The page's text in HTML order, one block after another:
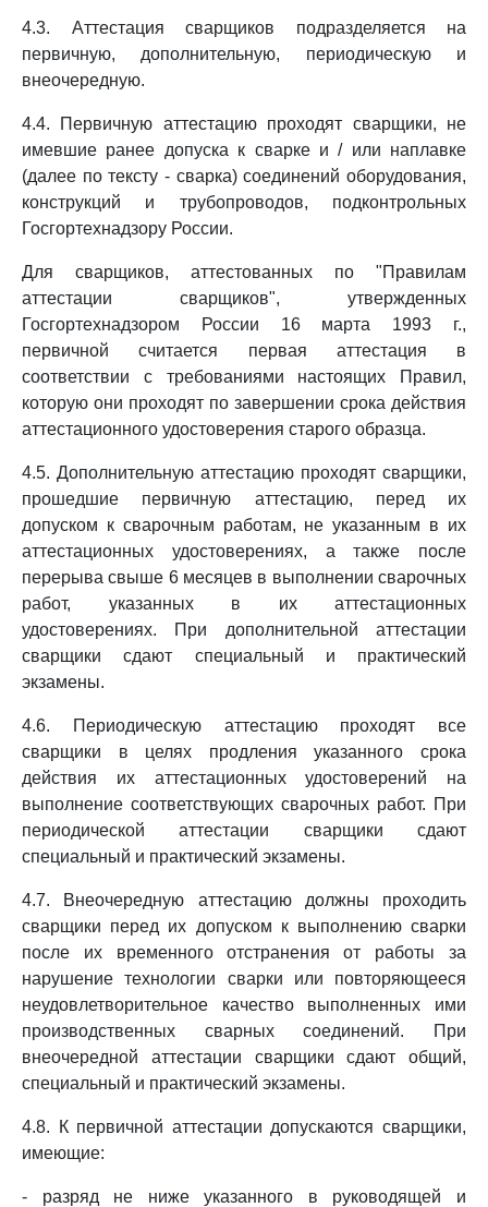
4.3. Аттестация сварщиков подразделяется на
первичную, дополнительную, периодическую и
внеочередную.
4.4. Первичную аттестацию проходят сварщики, не
имевшие ранее допуска к сварке и / или наплавке
(далее по тексту - сварка) соединений оборудования,
конструкций и трубопроводов, подконтрольных
Госгортехнадзору России.
Для сварщиков, аттестованных по "Правилам
аттестации сварщиков", утвержденных
Госгортехнадзором России 16 марта 1993 г.,
первичной считается первая аттестация в
соответствии с требованиями настоящих Правил,
которую они проходят по завершении срока действия
аттестационного удостоверения старого образца.
4.5. Дополнительную аттестацию проходят сварщики,
прошедшие первичную аттестацию, перед их
допуском к сварочным работам, не указанным в их
аттестационных удостоверениях, а также после
перерыва свыше 6 месяцев в выполнении сварочных
работ, указанных в их аттестационных
удостоверениях. При дополнительной аттестации
сварщики сдают специальный и практический
экзамены.
4.6. Периодическую аттестацию проходят все
сварщики в целях продления указанного срока
действия их аттестационных удостоверений на
выполнение соответствующих сварочных работ. При
периодической аттестации сварщики сдают
специальный и практический экзамены.
4.7. Внеочередную аттестацию должны проходить
сварщики перед их допуском к выполнению сварки
после их временного отстранения от работы за
нарушение технологии сварки или повторяющееся
неудовлетворительное качество выполненных ими
производственных сварных соединений. При
внеочередной аттестации сварщики сдают общий,
специальный и практический экзамены.
4.8. К первичной аттестации допускаются сварщики,
имеющие:
- разряд не ниже указанного в руководящей и